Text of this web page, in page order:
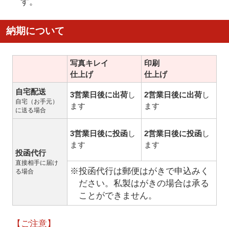
納期について
写真キレイ
仕上げ
印刷
仕上げ
自宅配送
自宅（お手元）
に送る場合
3営業日後に出荷し
ます
2営業日後に出荷し
ます
投函代行
直接相手に届け
る場合
3営業日後に投函し
ます
2営業日後に投函し
ます
※投函代行は郵便はがきで申込みく
ださい。私製はがきの場合は承る
ことができません。
【ご注意】